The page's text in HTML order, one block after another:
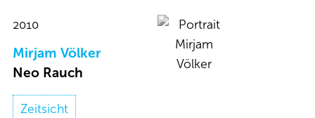
2010
Mirjam Völker​
Neo Rauch​
Zeitsicht